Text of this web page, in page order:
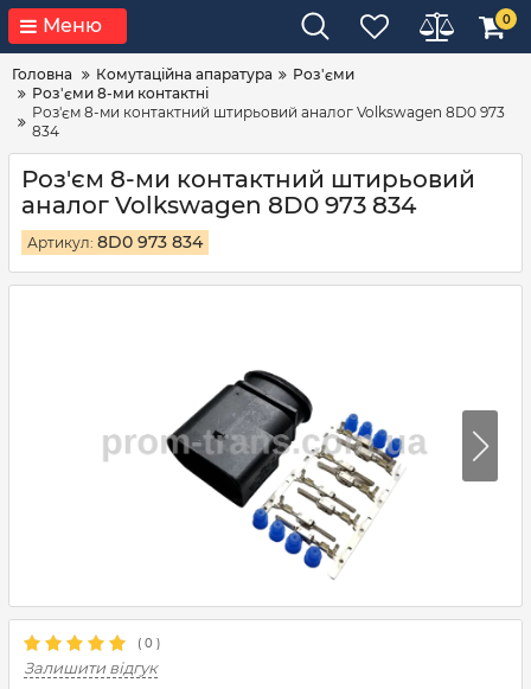
Меню 0
Головна Комутаційна апаратура
Роз'єми
Роз'єми 8-ми контактні
Роз'єм 8-ми контактний штирьовий аналог Volkswagen 8D0 973
834
Роз'єм 8-ми контактний штирьовий
аналог Volkswagen 8D0 973 834
Артикул: 8D0 973 834
( 0 )
Залишити відгук